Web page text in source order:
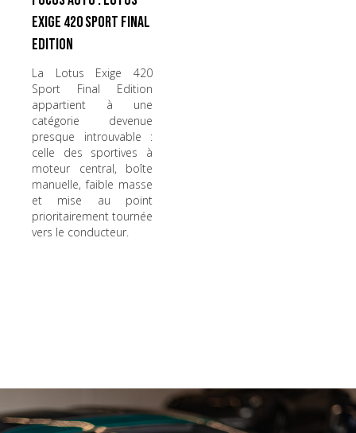
Exige 420 Sport Final
Edition
La Lotus Exige 420
Sport Final Edition
appartient à une
catégorie devenue
presque introuvable :
celle des sportives à
moteur central, boîte
manuelle, faible masse
et mise au point
prioritairement tournée
vers le conducteur.